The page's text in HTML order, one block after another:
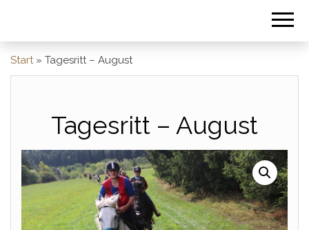
Start» Tagesritt – August
Tagesritt – August